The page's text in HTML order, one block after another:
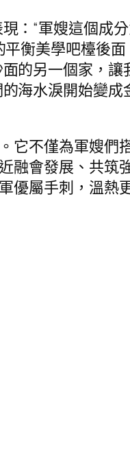
：“軍嫂這個成
衡美學吧檯後
的另一個家，讓
海水淚開始變成
它不僅為軍嫂們
融會發展、共筑
軍優屬手刺，溫熱